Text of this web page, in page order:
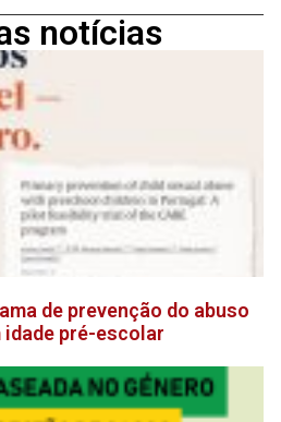
notícias
de prevenção do abuso
idade pré-escolar